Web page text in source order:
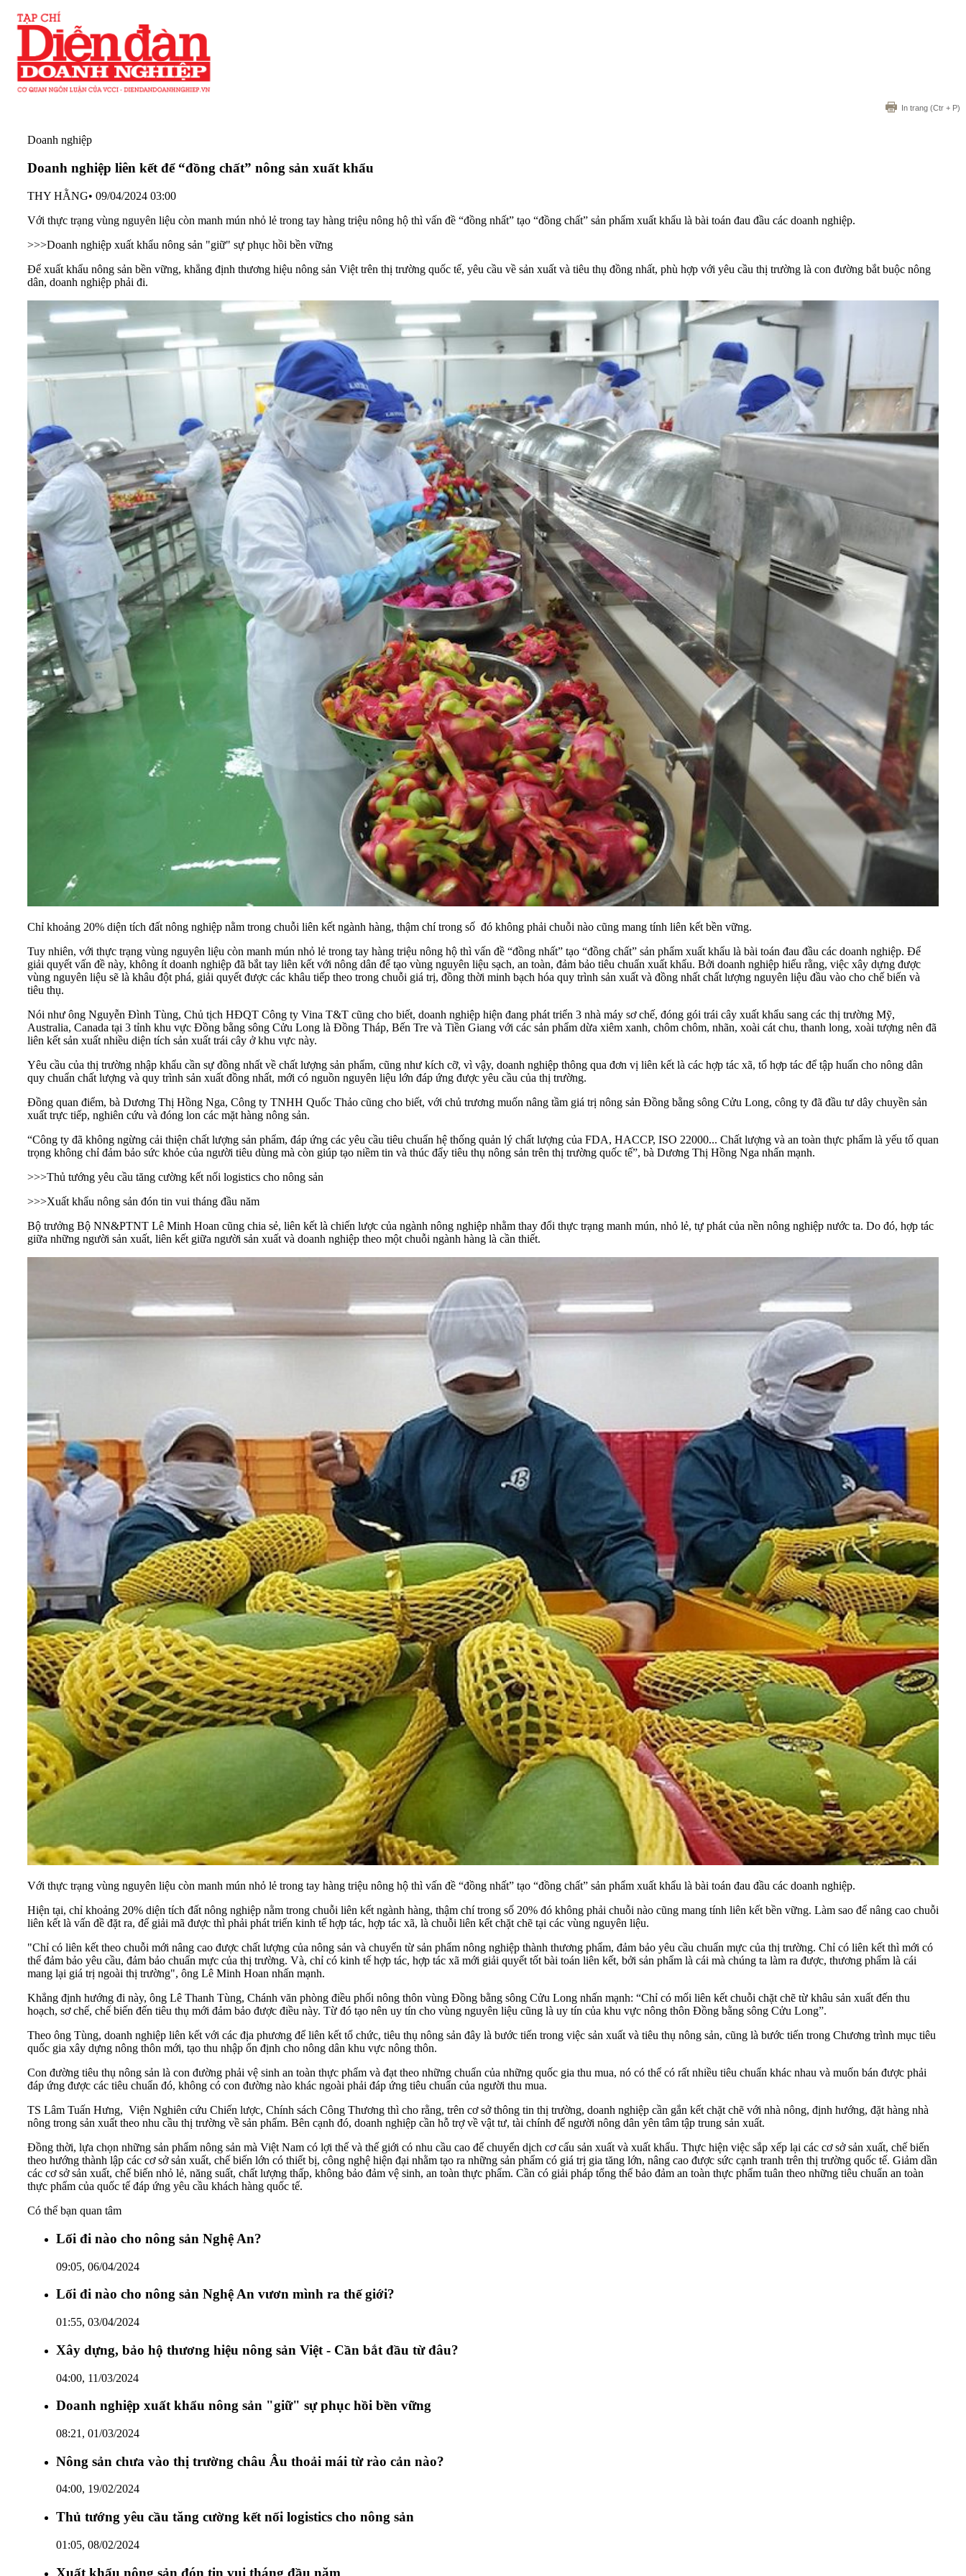
In trang (Ctr + P)
Doanh nghiệp
Doanh nghiệp liên kết để “đồng chất” nông sản xuất khẩu
THY HẰNG• 09/04/2024 03:00
Với thực trạng vùng nguyên liệu còn manh mún nhỏ lẻ trong tay hàng triệu nông hộ thì vấn đề “đồng nhất” tạo “đồng chất” sản phẩm xuất khẩu là bài toán đau đầu các doanh nghiệp.
>>>Doanh nghiệp xuất khẩu nông sản "giữ" sự phục hồi bền vững
Để xuất khẩu nông sản bền vững, khẳng định thương hiệu nông sản Việt trên thị trường quốc tế, yêu cầu về sản xuất và tiêu thụ đồng nhất, phù hợp với yêu cầu thị trường là con đường bắt buộc nông
dân, doanh nghiệp phải đi.
Chỉ khoảng 20% diện tích đất nông nghiệp nằm trong chuỗi liên kết ngành hàng, thậm chí trong số đó không phải chuỗi nào cũng mang tính liên kết bền vững.
Tuy nhiên, với thực trạng vùng nguyên liệu còn manh mún nhỏ lẻ trong tay hàng triệu nông hộ thì vấn đề “đồng nhất” tạo “đồng chất” sản phẩm xuất khẩu là bài toán đau đầu các doanh nghiệp. Để
giải quyết vấn đề này, không ít doanh nghiệp đã bắt tay liên kết với nông dân để tạo vùng nguyên liệu sạch, an toàn, đảm bảo tiêu chuẩn xuất khẩu. Bởi doanh nghiệp hiểu rằng, việc xây dựng được
vùng nguyên liệu sẽ là khâu đột phá, giải quyết được các khâu tiếp theo trong chuỗi giá trị, đồng thời minh bạch hóa quy trình sản xuất và đồng nhất chất lượng nguyên liệu đầu vào cho chế biến và
tiêu thụ.
Nói như ông Nguyễn Đình Tùng, Chủ tịch HĐQT Công ty Vina T&T cũng cho biết, doanh nghiệp hiện đang phát triển 3 nhà máy sơ chế, đóng gói trái cây xuất khẩu sang các thị trường Mỹ,
Australia, Canada tại 3 tỉnh khu vực Đồng bằng sông Cửu Long là Đồng Tháp, Bến Tre và Tiền Giang với các sản phẩm dừa xiêm xanh, chôm chôm, nhãn, xoài cát chu, thanh long, xoài tượng nên đã
liên kết sản xuất nhiều diện tích sản xuất trái cây ở khu vực này.
Yêu cầu của thị trường nhập khẩu cần sự đồng nhất về chất lượng sản phẩm, cũng như kích cỡ, vì vậy, doanh nghiệp thông qua đơn vị liên kết là các hợp tác xã, tổ hợp tác để tập huấn cho nông dân
quy chuẩn chất lượng và quy trình sản xuất đồng nhất, mới có nguồn nguyên liệu lớn đáp ứng được yêu cầu của thị trường.
Đồng quan điểm, bà Dương Thị Hồng Nga, Công ty TNHH Quốc Thảo cũng cho biết, với chủ trương muốn nâng tầm giá trị nông sản Đồng bằng sông Cửu Long, công ty đã đầu tư dây chuyền sản
xuất trực tiếp, nghiên cứu và đóng lon các mặt hàng nông sản.
“Công ty đã không ngừng cải thiện chất lượng sản phẩm, đáp ứng các yêu cầu tiêu chuẩn hệ thống quản lý chất lượng của FDA, HACCP, ISO 22000... Chất lượng và an toàn thực phẩm là yếu tố quan
trọng không chỉ đảm bảo sức khỏe của người tiêu dùng mà còn giúp tạo niềm tin và thúc đẩy tiêu thụ nông sản trên thị trường quốc tế”, bà Dương Thị Hồng Nga nhấn mạnh.
>>>Thủ tướng yêu cầu tăng cường kết nối logistics cho nông sản
>>>Xuất khẩu nông sản đón tin vui tháng đầu năm
Bộ trưởng Bộ NN&PTNT Lê Minh Hoan cũng chia sẻ, liên kết là chiến lược của ngành nông nghiệp nhằm thay đổi thực trạng manh mún, nhỏ lẻ, tự phát của nền nông nghiệp nước ta. Do đó, hợp tác
giữa những người sản xuất, liên kết giữa người sản xuất và doanh nghiệp theo một chuỗi ngành hàng là cần thiết.
Với thực trạng vùng nguyên liệu còn manh mún nhỏ lẻ trong tay hàng triệu nông hộ thì vấn đề “đồng nhất” tạo “đồng chất” sản phẩm xuất khẩu là bài toán đau đầu các doanh nghiệp.
Hiện tại, chỉ khoảng 20% diện tích đất nông nghiệp nằm trong chuỗi liên kết ngành hàng, thậm chí trong số 20% đó không phải chuỗi nào cũng mang tính liên kết bền vững. Làm sao để nâng cao chuỗi
liên kết là vấn đề đặt ra, để giải mã được thì phải phát triển kinh tế hợp tác, hợp tác xã, là chuỗi liên kết chặt chẽ tại các vùng nguyên liệu.
"Chỉ có liên kết theo chuỗi mới nâng cao được chất lượng của nông sản và chuyển từ sản phẩm nông nghiệp thành thương phẩm, đảm bảo yêu cầu chuẩn mực của thị trường. Chỉ có liên kết thì mới có
thể đảm bảo yêu cầu, đảm bảo chuẩn mực của thị trường. Và, chỉ có kinh tế hợp tác, hợp tác xã mới giải quyết tốt bài toán liên kết, bởi sản phẩm là cái mà chúng ta làm ra được, thương phẩm là cái
mang lại giá trị ngoài thị trường", ông Lê Minh Hoan nhấn mạnh.
Khẳng định hướng đi này, ông Lê Thanh Tùng, Chánh văn phòng điều phối nông thôn vùng Đồng bằng sông Cửu Long nhấn mạnh: “Chỉ có mối liên kết chuỗi chặt chẽ từ khâu sản xuất đến thu
hoạch, sơ chế, chế biến đến tiêu thụ mới đảm bảo được điều này. Từ đó tạo nên uy tín cho vùng nguyên liệu cũng là uy tín của khu vực nông thôn Đồng bằng sông Cửu Long”.
Theo ông Tùng, doanh nghiệp liên kết với các địa phương để liên kết tổ chức, tiêu thụ nông sản đây là bước tiến trong việc sản xuất và tiêu thụ nông sản, cũng là bước tiến trong Chương trình mục tiêu
quốc gia xây dựng nông thôn mới, tạo thu nhập ổn định cho nông dân khu vực nông thôn.
Con đường tiêu thụ nông sản là con đường phải vệ sinh an toàn thực phẩm và đạt theo những chuẩn của những quốc gia thu mua, nó có thể có rất nhiều tiêu chuẩn khác nhau và muốn bán được phải
đáp ứng được các tiêu chuẩn đó, không có con đường nào khác ngoài phải đáp ứng tiêu chuẩn của người thu mua.
TS Lâm Tuấn Hưng, Viện Nghiên cứu Chiến lược, Chính sách Công Thương thì cho rằng, trên cơ sở thông tin thị trường, doanh nghiệp cần gắn kết chặt chẽ với nhà nông, định hướng, đặt hàng nhà
nông trong sản xuất theo nhu cầu thị trường về sản phẩm. Bên cạnh đó, doanh nghiệp cần hỗ trợ về vật tư, tài chính để người nông dân yên tâm tập trung sản xuất.
Đồng thời, lựa chọn những sản phẩm nông sản mà Việt Nam có lợi thế và thế giới có nhu cầu cao để chuyển dịch cơ cấu sản xuất và xuất khẩu. Thực hiện việc sắp xếp lại các cơ sở sản xuất, chế biến
theo hướng thành lập các cơ sở sản xuất, chế biến lớn có thiết bị, công nghệ hiện đại nhằm tạo ra những sản phẩm có giá trị gia tăng lớn, nâng cao được sức cạnh tranh trên thị trường quốc tế. Giảm dần
các cơ sở sản xuất, chế biến nhỏ lẻ, năng suất, chất lượng thấp, không bảo đảm vệ sinh, an toàn thực phẩm. Cần có giải pháp tổng thể bảo đảm an toàn thực phẩm tuân theo những tiêu chuẩn an toàn
thực phẩm của quốc tế đáp ứng yêu cầu khách hàng quốc tế.
Có thể bạn quan tâm
Lối đi nào cho nông sản Nghệ An?
09:05, 06/04/2024
Lối đi nào cho nông sản Nghệ An vươn mình ra thế giới?
01:55, 03/04/2024
Xây dựng, bảo hộ thương hiệu nông sản Việt - Cần bắt đầu từ đâu?
04:00, 11/03/2024
Doanh nghiệp xuất khẩu nông sản "giữ" sự phục hồi bền vững
08:21, 01/03/2024
Nông sản chưa vào thị trường châu Âu thoải mái từ rào cản nào?
04:00, 19/02/2024
Thủ tướng yêu cầu tăng cường kết nối logistics cho nông sản
01:05, 08/02/2024
Xuất khẩu nông sản đón tin vui tháng đầu năm